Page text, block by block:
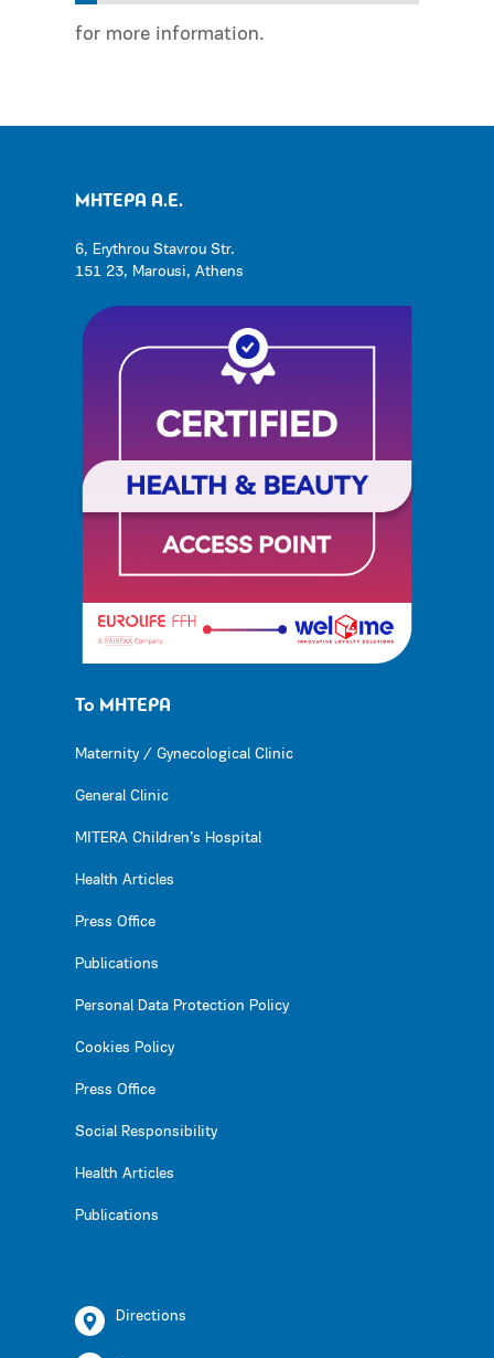
for more information.
ΜΗΤΕΡΑ Α.Ε.
6, Erythrou Stavrou Str.
151 23, Marousi, Athens
Το ΜΗΤΕΡΑ
Maternity / Gynecological Clinic
General Clinic
MITERA Children’s Hospital
Health Articles
Press Office
Publications
Personal Data Protection Policy
Cookies Policy
Press Office
Social Responsibility
Health Articles
Publications
Directions